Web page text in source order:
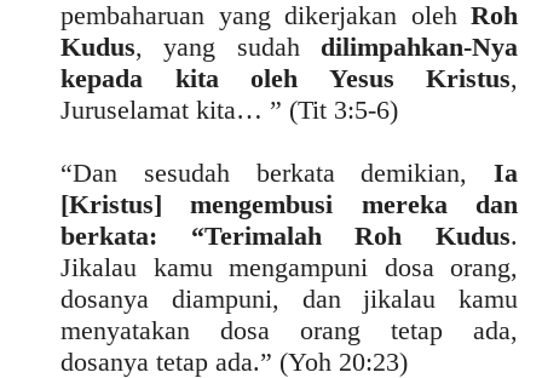
pembaharuan yang dikerjakan oleh Roh
Kudus, yang sudahdilimpahkan-Nya
kepada kita oleh Yesus Kristus,
Juruselamat kita… ” (Tit 3:5-6)
“Dan sesudah berkata demikian, Ia
[Kristus] mengembusi mereka dan
berkata: “Terimalah Roh Kudus.
Jikalau kamu mengampuni dosa orang,
dosanya diampuni, dan jikalau kamu
menyatakan dosa orang tetap ada,
dosanya tetap ada.” (Yoh 20:23)